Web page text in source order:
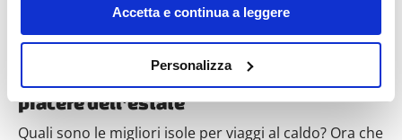
sull'icona di attivazione della privacy.
raccogliere informazioni sulla tua posizione
geografica, con un'approssimazione di qualche
Accetta e continua a leggere
Personalizza
Voglia di caldo? Ecco le 10 isole più
piacere dell’estate
Quali sono le migliori isole per viaggi al caldo? Ora che